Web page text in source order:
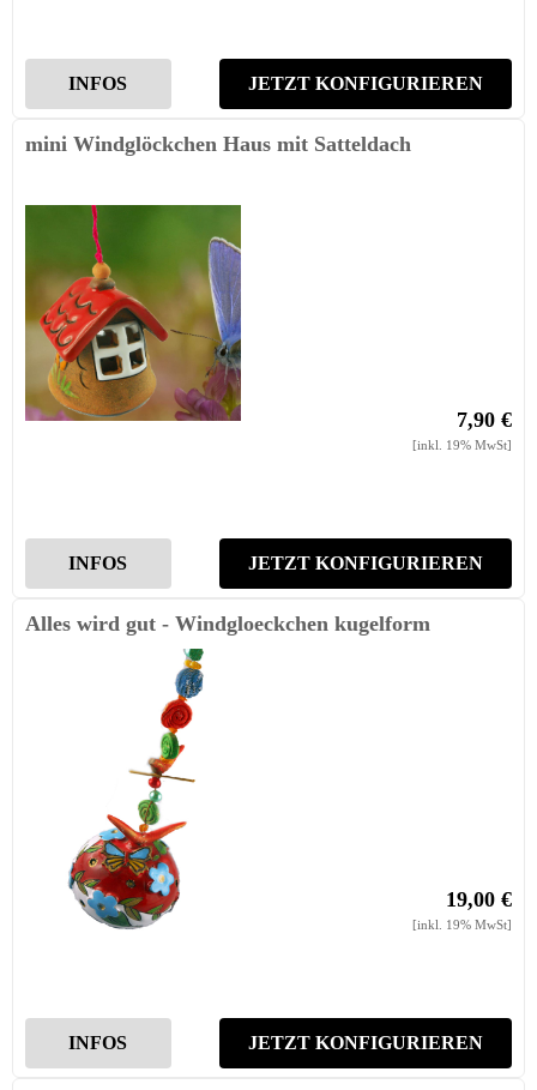
INFOS JETZT KONFIGURIEREN
mini Windglöckchen Haus mit Satteldach
7,90 €
[inkl. 19% MwSt]
INFOS JETZT KONFIGURIEREN
Alles wird gut - Windgloeckchen kugelform
19,00 €
[inkl. 19% MwSt]
INFOS JETZT KONFIGURIEREN